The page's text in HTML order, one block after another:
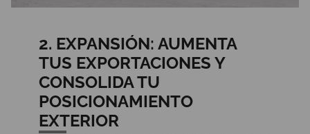
2. EXPANSIÓN: AUMENTA
TUS EXPORTACIONES Y
CONSOLIDA TU
POSICIONAMIENTO
EXTERIOR